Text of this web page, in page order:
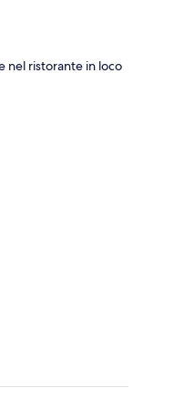
nel ristorante in loco